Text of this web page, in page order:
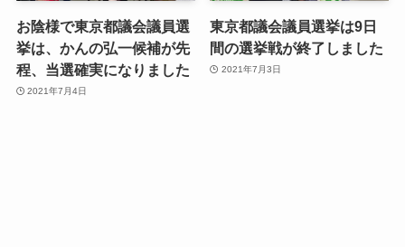
お陰様で東京都議会議員選
挙は、かんの弘一候補が先
程、当選確実になりました
2021年7月4日
東京都議会議員選挙は9日
間の選挙戦が終了しました
2021年7月3日